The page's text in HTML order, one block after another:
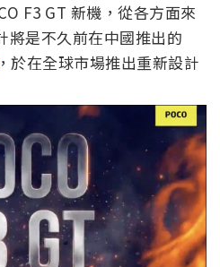
F3 GT 新機，從各方面來
將是不久前在中國推出的
，於在全球市場推出重新設計